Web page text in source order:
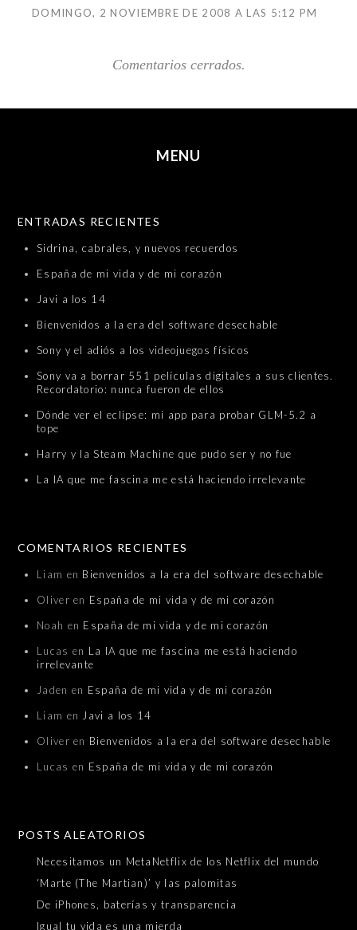
DOMINGO, 2 NOVIEMBRE DE 2008 A LAS 5:12 PM
Comentarios cerrados.
MENU
ENTRADAS RECIENTES
Sidrina, cabrales, y nuevos recuerdos
España de mi vida y de mi corazón
Javi a los 14
Bienvenidos a la era del software desechable
Sony y el adiós a los videojuegos físicos
Sony va a borrar 551 películas digitales a sus clientes.
Recordatorio: nunca fueron de ellos
Dónde ver el eclipse: mi app para probar GLM-5.2 a
tope
Harry y la Steam Machine que pudo ser y no fue
La IA que me fascina me está haciendo irrelevante
COMENTARIOS RECIENTES
Liam en Bienvenidos a la era del software desechable
Oliver en España de mi vida y de mi corazón
Noah en España de mi vida y de mi corazón
Lucas en La IA que me fascina me está haciendo
irrelevante
Jaden en España de mi vida y de mi corazón
Liam en Javi a los 14
Oliver en Bienvenidos a la era del software desechable
Lucas en España de mi vida y de mi corazón
POSTS ALEATORIOS
Necesitamos un MetaNetflix de los Netflix del mundo
‘Marte (The Martian)’ y las palomitas
De iPhones, baterías y transparencia
Igual tu vida es una mierda